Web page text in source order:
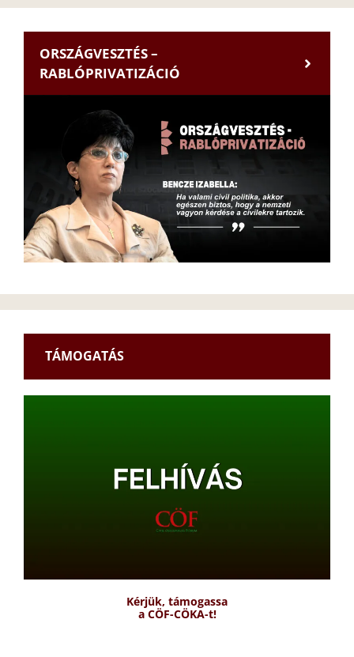
ORSZÁGVESZTÉS –
RABLÓPRIVATIZÁCIÓ
TÁMOGATÁS
Kérjük, támogassa
a CÖF-CÖKA-t!